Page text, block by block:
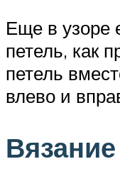
Еще в узоре
петель, как
петель
влево и